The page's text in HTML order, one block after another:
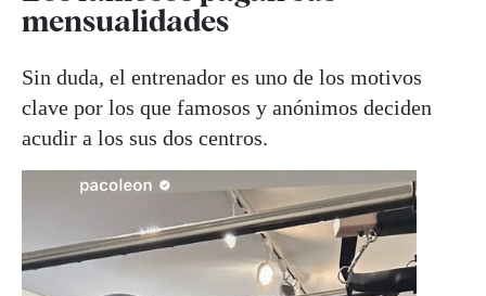
mensualidades
Sin duda, el entrenador es uno de los motivos
clave por los que famosos y anónimos deciden
acudir a los sus dos centros.